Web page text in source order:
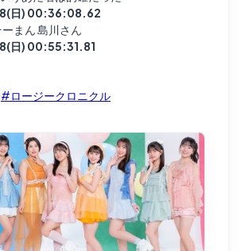
日) 00:36:08.62
まん 島川さん
日) 00:55:31.81
#ロージークロニクル